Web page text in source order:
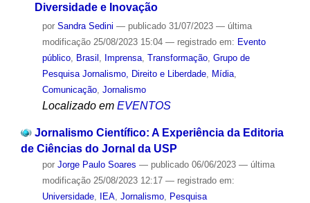
Diversidade e Inovação
por Sandra Sedini — publicado31/07/2023 — última
modificação25/08/2023 15:04 — registrado em: Evento
público, Brasil , Imprensa, Transformação, Grupo de
Pesquisa Jornalismo, Direito e Liberdade, Mídia,
Comunicação, Jornalismo
Localizado em EVENTOS
Jornalismo Científico: A Experiência da Editoria
de Ciências do Jornal da USP
por Jorge Paulo Soares — publicado06/06/2023 — última
modificação25/08/2023 12:17 — registrado em:
Universidade, IEA, Jornalismo, Pesquisa